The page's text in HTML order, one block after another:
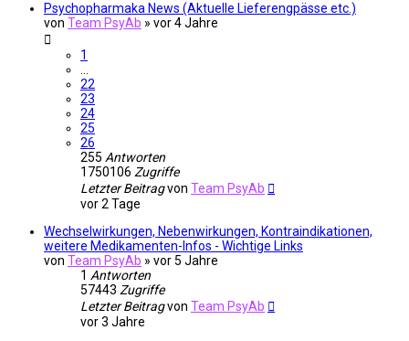
Psychopharmaka News (Aktuelle Lieferengpässe etc.)
von Team PsyAb » vor 4 Jahre
1
22
23
24
25
26
255 Antworten
1750106 Zugriffe
Letzter Beitragvon Team PsyAb
vor 2 Tage
Wechselwirkungen, Nebenwirkungen, Kontraindikationen,
weitere Medikamenten-Infos - Wichtige Links
von Team PsyAb » vor 5 Jahre
1 Antworten
57443 Zugriffe
Letzter Beitragvon Team PsyAb
vor 3 Jahre